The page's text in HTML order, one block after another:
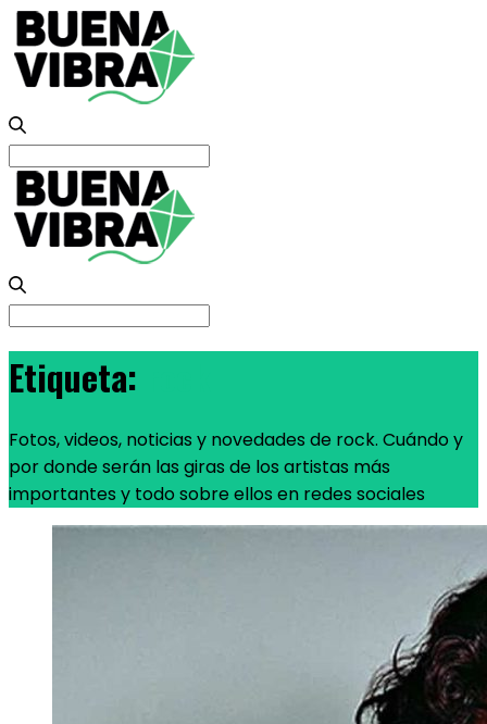
Search
for:
Search
Etiqueta:
Fotos, videos, noticias y novedades de rock. Cuándo y
por donde serán las giras de los artistas más
importantes y todo sobre ellos en redes sociales